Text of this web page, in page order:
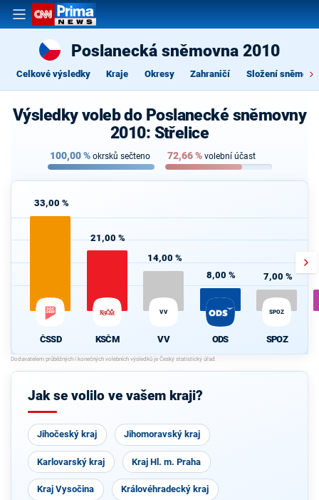
Poslanecká sněmovna 2010
Celkové výsledky Kraje Okresy Zahraničí Složení
Výsledky voleb do Poslanecké sněmovny
2010: Střelice
100,00% okrsků sečteno 72,66% volební účast
33,00 %
ČSSD
21,00 %
KSČM
14,00 %
VV
VV
8,00 %
ODS
7,00 %
SPOZ
SPOZ
Jak se volilo ve vašem kraji?
Jihočeský kraj Jihomoravský kraj
Karlovarský kraj Kraj Hl. m. Praha
Kraj Vysočina Královéhradecký kraj